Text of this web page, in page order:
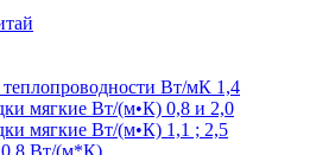
Вт/мК 1,4
мягкие Вт/(м•К) 0,8 и 2,0
мягкие Вт/(м•К) 1,1 ; 2,5
0,8 Вт/(м*К)